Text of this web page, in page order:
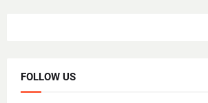
FOLLOW US